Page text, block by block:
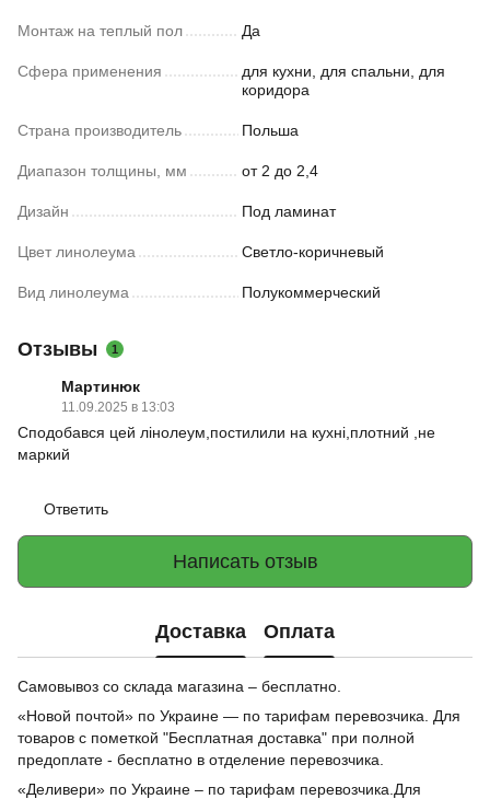
Монтаж на теплый пол Да
Сфера применения
для кухни, для спальни, для
коридора
Страна производитель Польша
Диапазон толщины, мм от 2 до 2,4
Дизайн Под ламинат
Цвет линолеума Светло-коричневый
Вид линолеума Полукоммерческий
Отзывы 1
Мартинюк
11.09.2025 в 13:03
Сподобався цей лінолеум,постилили на кухні,плотний ,не
маркий
Ответить
Написать отзыв
Доставка Оплата
Самовывоз со склада магазина – бесплатно.
«Новой почтой» по Украине — по тарифам перевозчика. Для
товаров с пометкой "Бесплатная доставка" при полной
предоплате - бесплатно в отделение перевозчика.
«Деливери» по Украине – по тарифам перевозчика.Для